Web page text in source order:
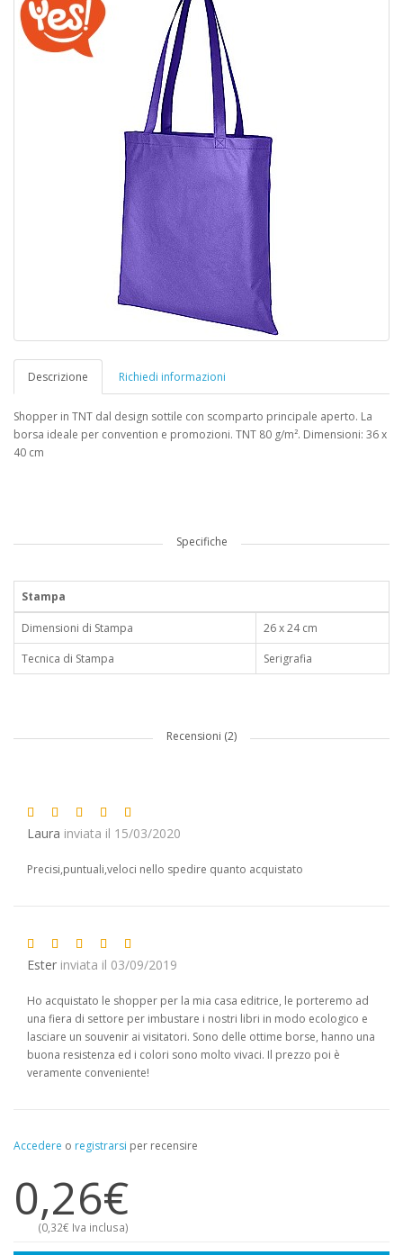
Descrizione Richiedi informazioni
Shopper in TNT dal design sottile con scomparto principale aperto. La
borsa ideale per convention e promozioni. TNT 80 g/m². Dimensioni: 36 x
40 cm
Specifiche
Stampa
Dimensioni di Stampa
26 x 24 cm
Tecnica di Stampa
Serigrafia
Recensioni (2)
Laura inviata il 15/03/2020
Precisi,puntuali,veloci nello spedire quanto acquistato
Ester inviata il 03/09/2019
Ho acquistato le shopper per la mia casa editrice, le porteremo ad
una fiera di settore per imbustare i nostri libri in modo ecologico e
lasciare un souvenir ai visitatori. Sono delle ottime borse, hanno una
buona resistenza ed i colori sono molto vivaci. Il prezzo poi è
veramente conveniente!
Accedere o registrarsi per recensire
0,26€
(0,32€ Iva inclusa)